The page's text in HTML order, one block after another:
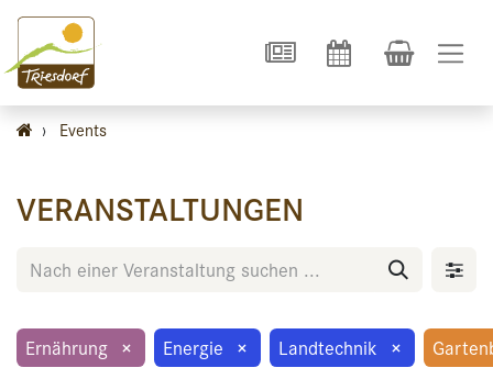
› Events
VERANSTALTUNGEN
Ernährung × Energie × Landtechnik ×